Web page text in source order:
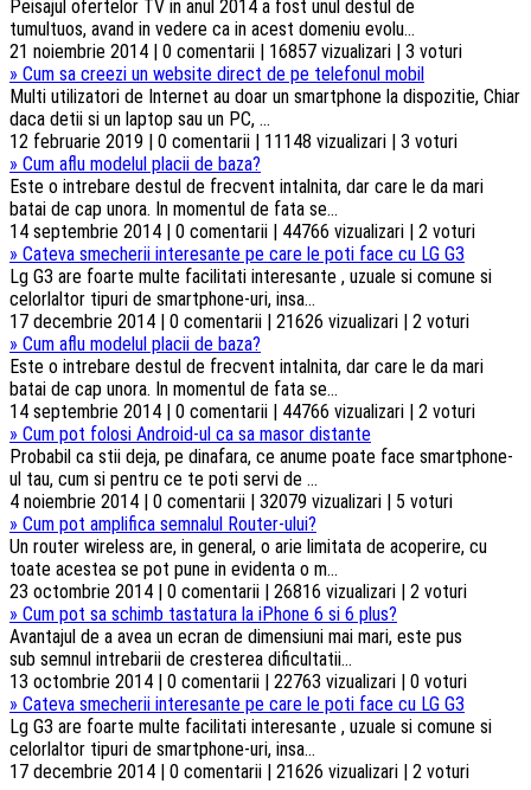
Peisajul ofertelor TV in anul 2014 a fost unul destul de
tumultuos, avand in vedere ca in acest domeniu evolu...
21 noiembrie 2014 | 0 comentarii | 16857 vizualizari | 3 voturi
» Cum sa creezi un website direct de pe telefonul mobil
Multi utilizatori de Internet au doar un smartphone la dispozitie, Chiar
daca detii si un laptop sau un PC, ...
12 februarie 2019 | 0 comentarii | 11148 vizualizari | 3 voturi
» Cum aflu modelul placii de baza?
Este o intrebare destul de frecvent intalnita, dar care le da mari
batai de cap unora. In momentul de fata se...
14 septembrie 2014 | 0 comentarii | 44766 vizualizari | 2 voturi
» Cateva smecherii interesante pe care le poti face cu LG G3
Lg G3 are foarte multe facilitati interesante , uzuale si comune si
celorlaltor tipuri de smartphone-uri, insa...
17 decembrie 2014 | 0 comentarii | 21626 vizualizari | 2 voturi
» Cum aflu modelul placii de baza?
Este o intrebare destul de frecvent intalnita, dar care le da mari
batai de cap unora. In momentul de fata se...
14 septembrie 2014 | 0 comentarii | 44766 vizualizari | 2 voturi
» Cum pot folosi Android-ul ca sa masor distante
Probabil ca stii deja, pe dinafara, ce anume poate face smartphone-
ul tau, cum si pentru ce te poti servi de ...
4 noiembrie 2014 | 0 comentarii | 32079 vizualizari | 5 voturi
» Cum pot amplifica semnalul Router-ului?
Un router wireless are, in general, o arie limitata de acoperire, cu
toate acestea se pot pune in evidenta o m...
23 octombrie 2014 | 0 comentarii | 26816 vizualizari | 2 voturi
» Cum pot sa schimb tastatura la iPhone 6 si 6 plus?
Avantajul de a avea un ecran de dimensiuni mai mari, este pus
sub semnul intrebarii de cresterea dificultatii...
13 octombrie 2014 | 0 comentarii | 22763 vizualizari | 0 voturi
» Cateva smecherii interesante pe care le poti face cu LG G3
Lg G3 are foarte multe facilitati interesante , uzuale si comune si
celorlaltor tipuri de smartphone-uri, insa...
17 decembrie 2014 | 0 comentarii | 21626 vizualizari | 2 voturi